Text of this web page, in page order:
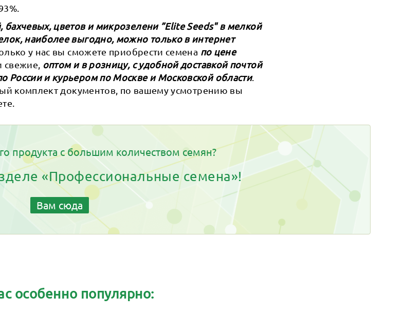
цветов и микрозелени ”Elite Seeds" в мелкой
наиболее выгодно, можно только в интернет
у нас вы сможете приобрести семена по цене
свежие, оптом и в розницу, с удобной доставкой почтой
России и курьером по Москве и Московской области.
комплект документов, по вашему усмотрению вы
продукта с большим количеством семян?
«Профессиональные семена»!
Вам сюда
особенно популярно: